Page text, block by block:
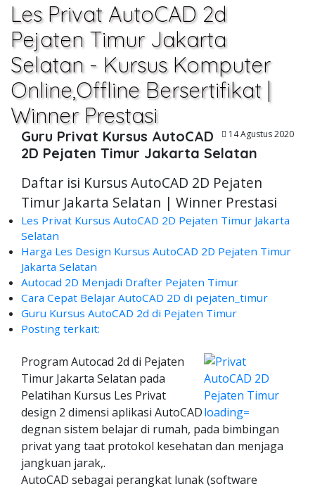
Les Privat AutoCAD 2d
Pejaten Timur Jakarta
Selatan - Kursus Komputer
Online,Offline Bersertifikat |
Winner Prestasi
14 Agustus 2020
Guru Privat Kursus AutoCAD
2D Pejaten Timur Jakarta Selatan
Daftar isi Kursus AutoCAD 2D Pejaten
Timur Jakarta Selatan | Winner Prestasi
Les Privat Kursus AutoCAD 2D Pejaten Timur Jakarta
Selatan
Harga Les Design Kursus AutoCAD 2D Pejaten Timur
Jakarta Selatan
Autocad 2D Menjadi Drafter Pejaten Timur
Cara Cepat Belajar AutoCAD 2D di pejaten_timur
Guru Kursus AutoCAD 2d di Pejaten Timur
Posting terkait:
Program Autocad 2d di Pejaten
Timur Jakarta Selatan pada
Pelatihan Kursus Les Privat
design 2 dimensi aplikasi AutoCAD
degnan sistem belajar di rumah, pada bimbingan
privat yang taat protokol kesehatan dan menjaga
jangkuan jarak,.
AutoCAD sebagai perangkat lunak (software